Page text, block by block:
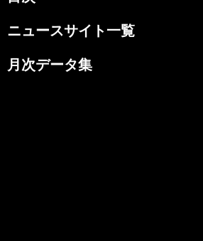
ニュースサイト一覧
月次データ集